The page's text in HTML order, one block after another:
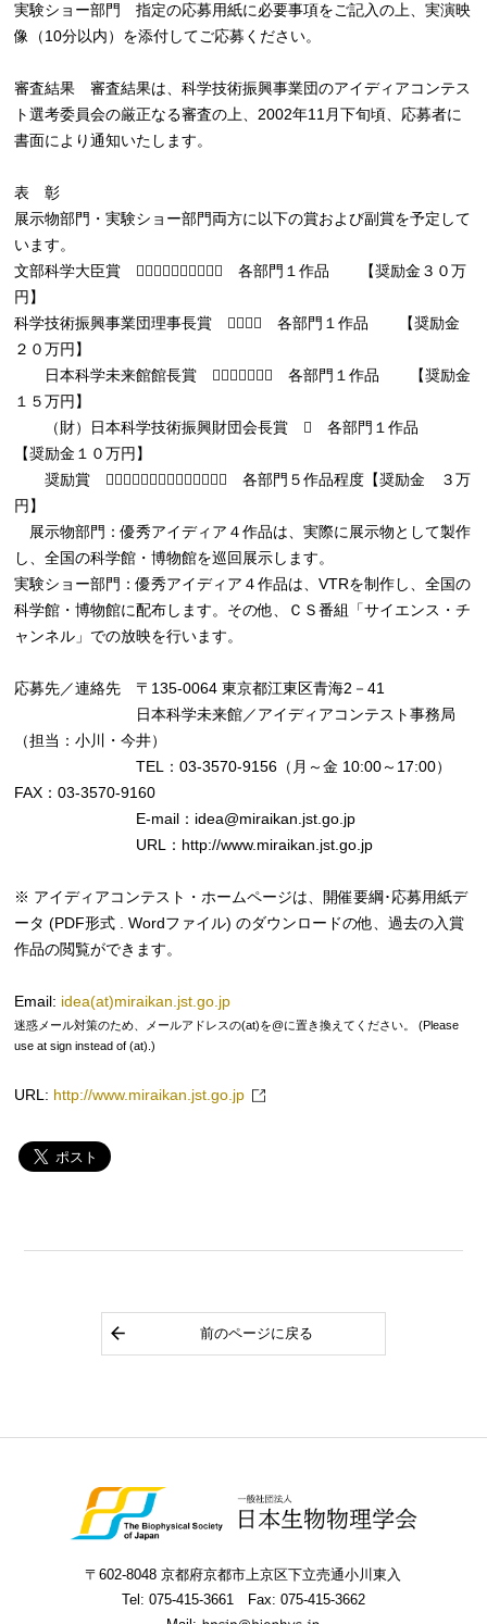
実験ショー部門 指定の応募用紙に必要事項をご記入の上、実演映
像（10分以内）を添付してご応募ください。
審査結果 審査結果は、科学技術振興事業団のアイディアコンテス
ト選考委員会の厳正なる審査の上、2002年11月下旬頃、応募者に
書面により通知いたします。
表 彰
展示物部門・実験ショー部門両方に以下の賞および副賞を予定して
います。
文部科学大臣賞  各部門１作品 【奨励金３０万
円】
科学技術振興事業団理事長賞  各部門１作品 【奨励金
２０万円】
日本科学未来館館長賞  各部門１作品 【奨励金
１５万円】
（財）日本科学技術振興財団会長賞  各部門１作品
【奨励金１０万円】
奨励賞  各部門５作品程度【奨励金 ３万
円】
展示物部門：優秀アイディア４作品は、実際に展示物として製作
し、全国の科学館・博物館を巡回展示します。
実験ショー部門：優秀アイディア４作品は、VTRを制作し、全国の
科学館・博物館に配布します。その他、ＣＳ番組「サイエンス・チ
ャンネル」での放映を行います。
応募先／連絡先 〒135-0064 東京都江東区青海2－41
日本科学未来館／アイディアコンテスト事務局
（担当：小川・今井）
TEL：03-3570-9156（月～金 10:00～17:00）
FAX：03-3570-9160
E-mail：idea@miraikan.jst.go.jp
URL：http://www.miraikan.jst.go.jp
※ アイディアコンテスト・ホームページは、開催要綱･応募用紙デ
ータ (PDF形式 . Wordファイル) のダウンロードの他、過去の入賞
作品の閲覧ができます。
Email: idea(at)miraikan.jst.go.jp
迷惑メール対策のため、メールアドレスの(at)を@に置き換えてください。 (Please
use at sign instead of (at).)
URL: http://www.miraikan.jst.go.jp
前のページに戻る
〒602-8048 京都府京都市上京区下立売通小川東入
Tel: 075-415-3661
Fax: 075-415-3662